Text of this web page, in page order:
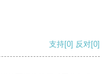
支持[0] 反对[0]